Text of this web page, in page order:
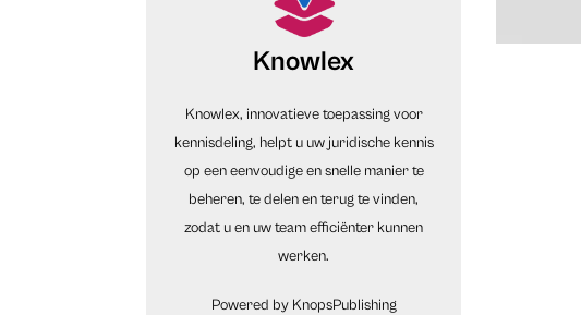
Knowlex
Knowlex, innovatieve toepassing voor
kennisdeling, helpt u uw juridische kennis
op een eenvoudige en snelle manier te
beheren, te delen en terug te vinden,
zodat u en uw team efficiënter kunnen
werken.
Powered by KnopsPublishing